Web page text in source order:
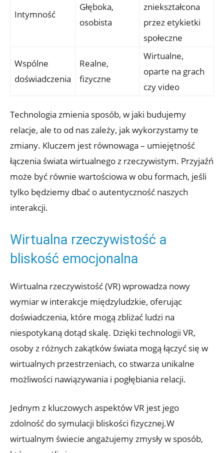
Intymność
Głęboka,
osobista
zniekształcona
przez etykietki
społeczne
Wspólne
doświadczenia
Realne,
fizyczne
Wirtualne,
oparte na grach
czy video
Technologia zmienia sposób, w jaki budujemy
relacje, ale to od nas zależy, jak wykorzystamy te
zmiany. Kluczem jest równowaga – umiejętność
łączenia świata wirtualnego z rzeczywistym. Przyjaźń
może być równie wartościowa w obu formach, jeśli
tylko będziemy dbać o autentyczność naszych
interakcji.
Wirtualna rzeczywistość a
bliskość emocjonalna
Wirtualna rzeczywistość (VR) wprowadza nowy
wymiar w interakcje międzyludzkie, oferując
doświadczenia, które mogą zbliżać ludzi na
niespotykaną dotąd skalę. Dzięki technologii VR,
osoby z różnych zakątków świata mogą łączyć się w
wirtualnych przestrzeniach, co stwarza unikalne
możliwości nawiązywania i pogłębiania relacji.
Jednym z kluczowych aspektów VR jest jego
zdolność do symulacji bliskości fizycznej.W
wirtualnym świecie angażujemy zmysły w sposób,